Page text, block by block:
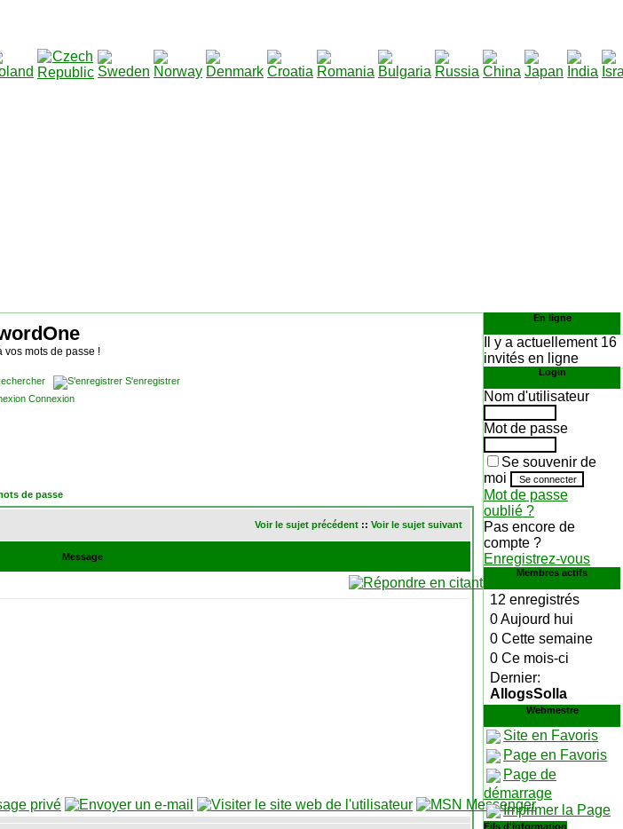
vos mots de passe !
S'enregistrer
Connexion
de passe
Voir le sujet précédent :: Voir le sujet suivant
Message
En ligne
Il y a actuellement 16
invités en ligne
Login
Nom d'utilisateur
Mot de passe
Se souvenir de
moi
Mot de passe
oublié ?
Pas encore de
compte ?
Enregistrez-vous
Membres actifs
12 enregistrés
0 Aujourd hui
0 Cette semaine
0 Ce mois-ci
Dernier:
AllogsSolla
Webmestre
Site en Favoris
Page en Favoris
Page de
démarrage
Imprimer la Page
Fils d'information